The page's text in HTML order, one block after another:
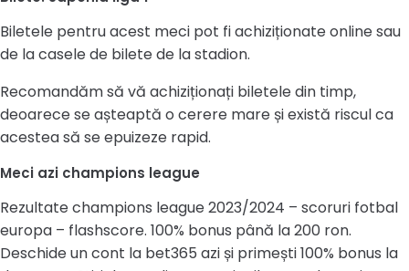
Biletele pentru acest meci pot fi achiziționate online sau
de la casele de bilete de la stadion.
Recomandăm să vă achiziționați biletele din timp,
deoarece se așteaptă o cerere mare și există riscul ca
acestea să se epuizeze rapid.
Meci azi champions league
Rezultate champions league 2023/2024 – scoruri fotbal
europa – flashscore. 100% bonus până la 200 ron.
Deschide un cont la bet365 azi și primești 100% bonus la